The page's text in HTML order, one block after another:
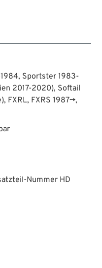
Sportster 1983-
2017-2020), Softail
FXRL, FXRS 1987→,
Nummer HD